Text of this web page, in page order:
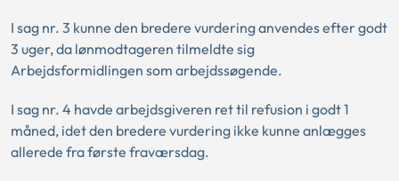
I sag nr. 3 kunne den bredere vurdering anvendes efter godt
3 uger, da lønmodtageren tilmeldte sig
Arbejdsformidlingen som arbejdssøgende.
I sag nr. 4 havde arbejdsgiveren ret til refusion i godt 1
måned, idet den bredere vurdering ikke kunne anlægges
allerede fra første fraværsdag.